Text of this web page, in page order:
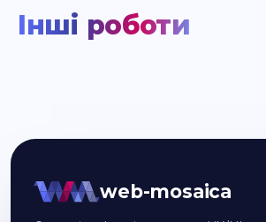
Інші роботи
web-mosaica